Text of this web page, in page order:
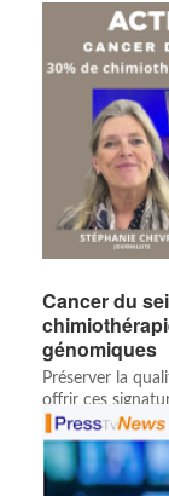
Cancer du
génomiques
Préserver la
offrir ces